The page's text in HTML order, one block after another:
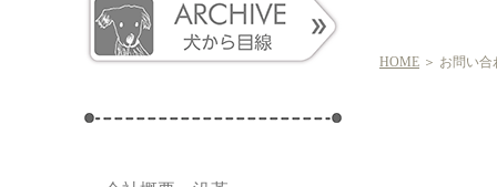
HOME ＞ お問い合